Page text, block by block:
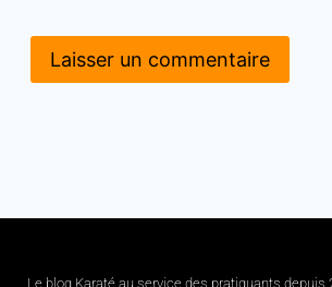
Le blog Karaté au service des pratiquants depuis